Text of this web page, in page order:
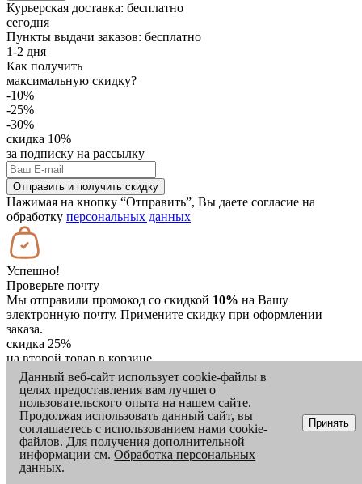
Курьерская доставка: бесплатно
сегодня
Пункты выдачи заказов: бесплатно
1-2 дня
Как получить
максимальную скидку?
-10%
-25%
-30%
скидка 10%
за подписку на рассылку
Отправить и получить скидку
Нажимая на кнопку “Отправить”, Вы даете согласие на
обработку персональных данных
Успешно!
Проверьте почту
Мы отправили промокод со скидкой 10% на Вашу
электронную почту. Примените скидку при оформлении
заказа.
скидка 25%
на второй товар в корзине
-10%
-25%
скидка 30%
на аксессуары и средства по уходу
-30%
Данный веб-сайт использует cookie-файлы в
целях предоставления вам лучшего
пользовательского опыта на нашем сайте.
Продолжая использовать данный сайт, вы
соглашаетесь с использованием нами cookie-
файлов. Для получения дополнительной
информации см.Обработка персональных
данных.
Принять